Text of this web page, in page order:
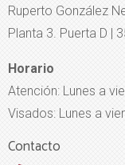
Ruperto González
Planta 3. Puerta D |
Horario
Atención: Lunes a
Visados: Lunes a
Contacto